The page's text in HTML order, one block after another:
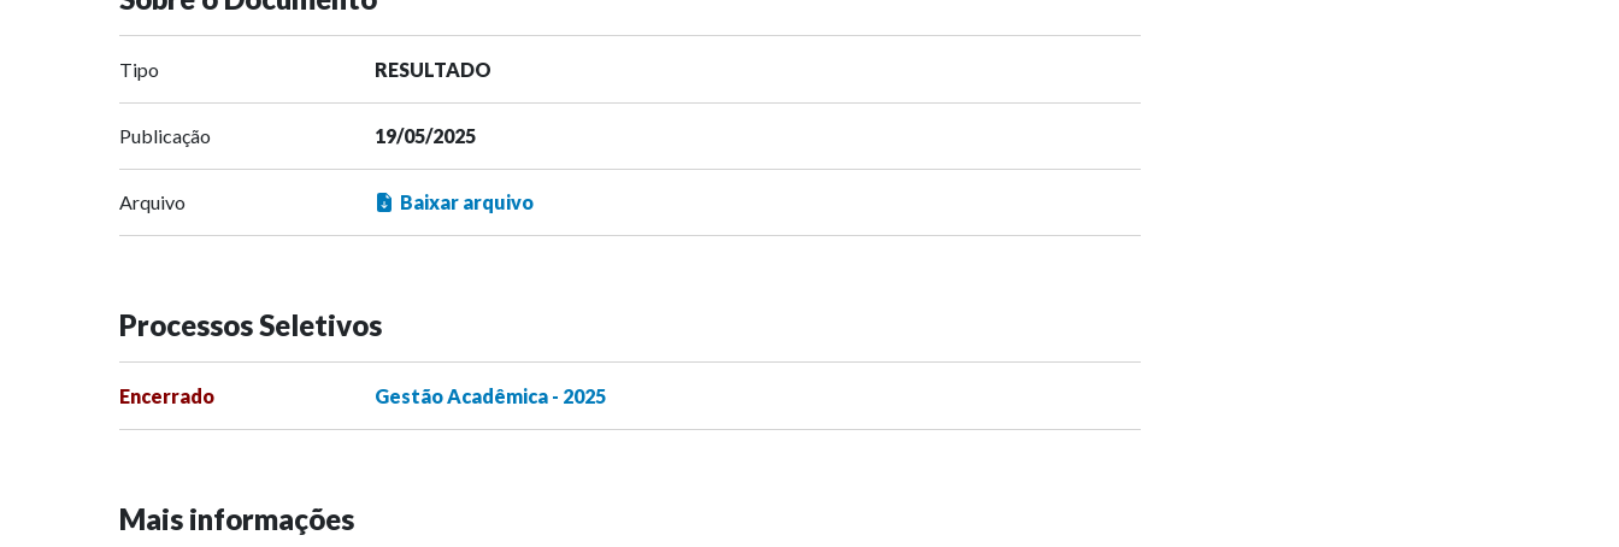
Tipo RESULTADO
Publicação 19/05/2025
Arquivo Baixar arquivo
Processos Seletivos
Encerrado Gestão Acadêmica - 2025
Mais informações